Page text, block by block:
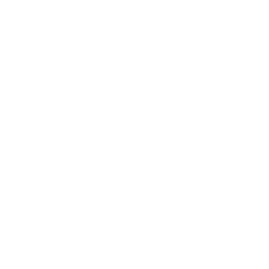
se o keř řadící se do čeledi Ericaceae – vřesovcovité, který